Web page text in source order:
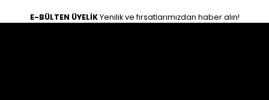
E-BÜLTEN ÜYELİK Yenilik ve fırsatlarımızdan haber alın!